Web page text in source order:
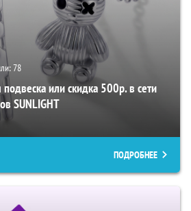
78
или скидка 500р. в сети
SUNLIGHT
ПОДРОБНЕЕ